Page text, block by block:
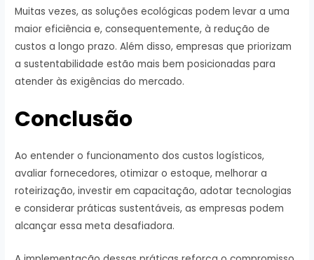
Muitas vezes, as soluções ecológicas podem levar a uma
maior eficiência e, consequentemente, à redução de
custos a longo prazo. Além disso, empresas que priorizam
a sustentabilidade estão mais bem posicionadas para
atender às exigências do mercado.
Conclusão
Ao entender o funcionamento dos custos logísticos,
avaliar fornecedores, otimizar o estoque, melhorar a
roteirização, investir em capacitação, adotar tecnologias
e considerar práticas sustentáveis, as empresas podem
alcançar essa meta desafiadora.